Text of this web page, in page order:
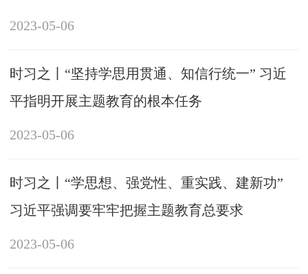
2023-05-06
时习之丨“坚持学思用贯通、知信行统一” 习近
平指明开展主题教育的根本任务
2023-05-06
时习之丨“学思想、强党性、重实践、建新功”
习近平强调要牢牢把握主题教育总要求
2023-05-06